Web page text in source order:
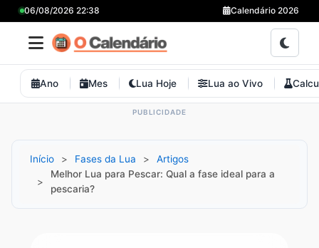
06/08/2026 22:38 Calendário 2026
Ano Mes Lua Hoje Lua ao Vivo
Início Fases da Lua
Artigos
Melhor Lua para Pescar: Qual a fase ideal para a
pescaria?